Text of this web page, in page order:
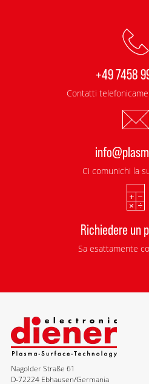
+49 7458
Contatti
Ci comunichi la
Richiedere un
Sa esattamente
Nagolder Straße 61
D-72224 Ebhausen/Germania